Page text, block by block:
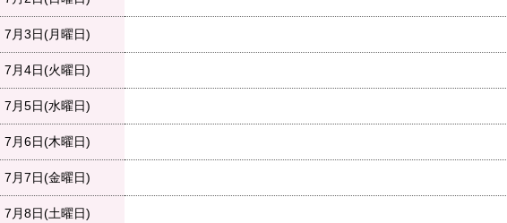
7月3日(月曜日)
7月4日(火曜日)
7月5日(水曜日)
7月6日(木曜日)
7月7日(金曜日)
7月8日(土曜日)